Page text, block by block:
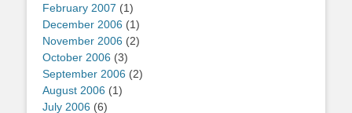
February 2007 (1)
December 2006 (1)
November 2006 (2)
October 2006 (3)
September 2006 (2)
August 2006 (1)
July 2006 (6)